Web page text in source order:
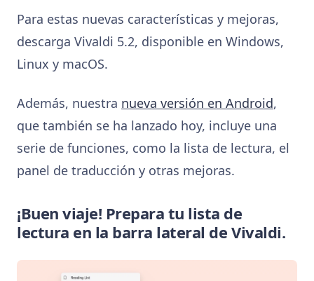
Para estas nuevas características y mejoras,
descarga Vivaldi 5.2, disponible en Windows,
Linux y macOS.
Además, nuestra nueva versión en Android,
que también se ha lanzado hoy, incluye una
serie de funciones, como la lista de lectura, el
panel de traducción y otras mejoras.
¡Buen viaje! Prepara tu lista de
lectura en la barra lateral de Vivaldi.